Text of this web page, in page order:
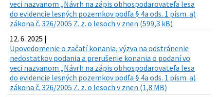
veci nazvanom „Návrh na zápis obhospodarovateľa lesa
do evidencie lesných pozemkov podľa § 4a ods. 1 písm. a)
zákona č. 326/2005 Z. z. o lesoch v znen (599,3 kB)
12. 6. 2025 |
Upovedomenie o začatí konania, výzva na odstránenie
nedostatkov podania a prerušenie konania o podaní vo
veci nazvanom „Návrh na zápis obhospodarovateľa lesa
do evidencie lesných pozemkov podľa § 4a ods. 1 písm. a)
zákona č. 326/2005 Z. z. o lesoch v znen (1,8 MB)